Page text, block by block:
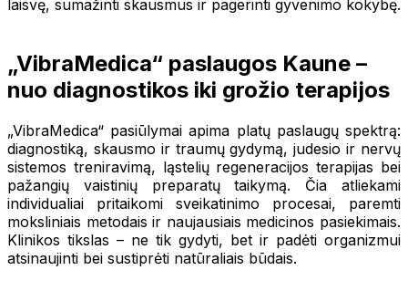
laisvę, sumažinti skausmus ir pagerinti gyvenimo kokybę.
„VibraMedica“ paslaugos Kaune –
nuo diagnostikos iki grožio terapijos
„VibraMedica“ pasiūlymai apima platų paslaugų spektrą:
diagnostiką, skausmo ir traumų gydymą, judesio ir nervų
sistemos treniravimą, ląstelių regeneracijos terapijas bei
pažangių vaistinių preparatų taikymą. Čia atliekami
individualiai pritaikomi sveikatinimo procesai, paremti
moksliniais metodais ir naujausiais medicinos pasiekimais.
Klinikos tikslas – ne tik gydyti, bet ir padėti organizmui
atsinaujinti bei sustiprėti natūraliais būdais.